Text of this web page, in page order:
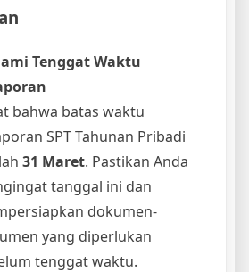
Tenggat Waktu
bahwa batas waktu
SPT Tahunan Pribadi
31 Maret. Pastikan Anda
tanggal ini dan
dokumen-
yang diperlukan
tenggat waktu.